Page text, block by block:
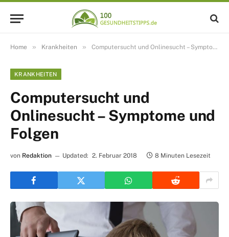
Home » Krankheiten » Computersucht und Onlinesucht – Symptome und Folgen
KRANKHEITEN
Computersucht und
Onlinesucht – Symptome und
Folgen
von Redaktion Updated: 2. Februar 2018 8 Minuten Lesezeit